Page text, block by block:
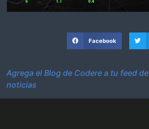
Facebook
Agrega el Blog de Codere a tu feed de
noticias